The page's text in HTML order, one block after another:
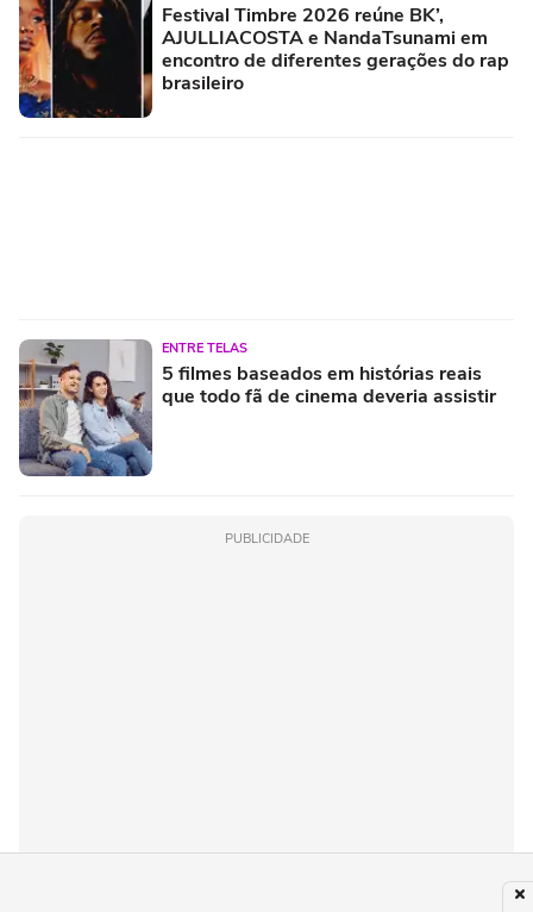
Festival Timbre 2026 reúne BK’,
AJULLIACOSTA e NandaTsunami em
encontro de diferentes gerações do rap
brasileiro
ENTRE TELAS
5 filmes baseados em histórias reais
que todo fã de cinema deveria assistir
PUBLICIDADE